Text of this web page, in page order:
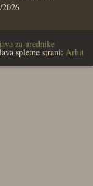
2026
za urednike
spletne strani: Arhit